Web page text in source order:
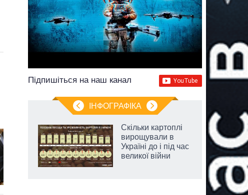
Підпишіться на наш канал
ІНФОГРАФІКА
Скільки картоплі
вирощували в
Україні до і під час
великої війни